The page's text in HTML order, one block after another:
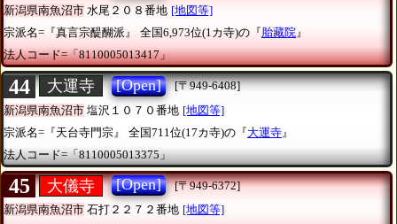
新潟県南魚沼市 水尾２０８番地 [地図等]
宗派名=『真言宗醍醐派』
全国6,973位(1カ寺)の『胎藏院』
法人コード=「8110005013417」
44 大運寺 [Open]
[〒949-6408]
新潟県南魚沼市 塩沢１０７０番地 [地図等]
宗派名=『天台寺門宗』
全国711位(17カ寺)の『大運寺 』
法人コード=「8110005013375」
45 大儀寺 [Open]
[〒949-6372]
新潟県南魚沼市 石打２２７２番地 [地図等]